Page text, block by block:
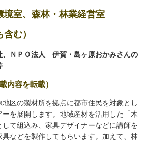
境室、森林・林業経営室
む）
、ＮＰＯ法人 伊賀・島ヶ原おかみさんの
内容を転載）
区の製材所を拠点に都市住民を対象とし
を展開します。地域産材を活用した「木
て組込み、家具デザイナーなどに講師を
などを製作してもらいます。加えて、林